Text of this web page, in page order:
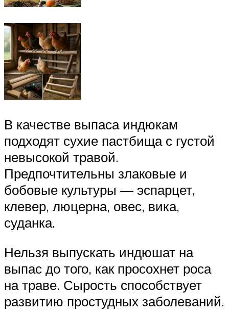
В качестве выпаса индюкам
подходят сухие пастбища с густой
невысокой травой.
Предпочтительны злаковые и
бобовые культуры — эспарцет,
клевер, люцерна, овес, вика,
суданка.
Нельзя выпускать индюшат на
выпас до того, как просохнет роса
на траве. Сырость способствует
развитию простудных заболеваний.